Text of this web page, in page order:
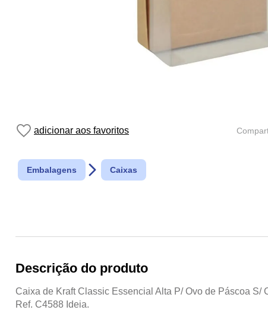
Embalagens Caixas
Descrição do produto
Caixa de Kraft Classic Essencial Alta P/ Ovo de Páscoa S/
Ref. C4588 Ideia.